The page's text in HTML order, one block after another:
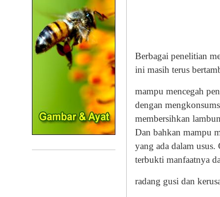
Berbagai penelitian
ini masih terus
mampu mencegah
dengan
membersihkan
Dan bahkan mampu
yang ada dalam
terbukti manfaatnya
radang gusi dan